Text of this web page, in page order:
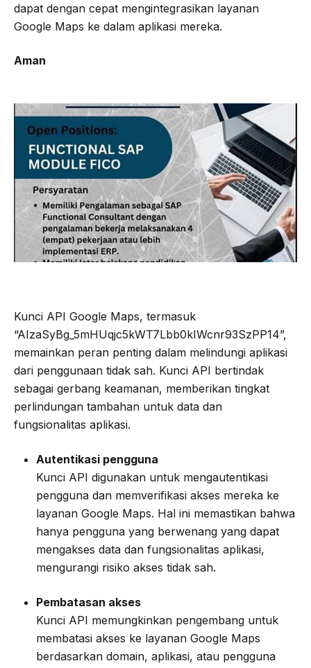
dapat dengan cepat mengintegrasikan layanan
Google Maps ke dalam aplikasi mereka.
Aman
Kunci API Google Maps, termasuk
“AIzaSyBg_5mHUqjc5kWT7Lbb0kIWcnr93SzPP14”,
memainkan peran penting dalam melindungi aplikasi
dari penggunaan tidak sah. Kunci API bertindak
sebagai gerbang keamanan, memberikan tingkat
perlindungan tambahan untuk data dan
fungsionalitas aplikasi.
Autentikasi pengguna
Kunci API digunakan untuk mengautentikasi
pengguna dan memverifikasi akses mereka ke
layanan Google Maps. Hal ini memastikan bahwa
hanya pengguna yang berwenang yang dapat
mengakses data dan fungsionalitas aplikasi,
mengurangi risiko akses tidak sah.
Pembatasan akses
Kunci API memungkinkan pengembang untuk
membatasi akses ke layanan Google Maps
berdasarkan domain, aplikasi, atau pengguna